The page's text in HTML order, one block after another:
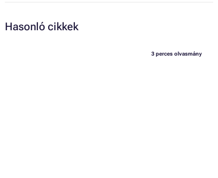
Hasonló cikkek
3 perces olvasmány